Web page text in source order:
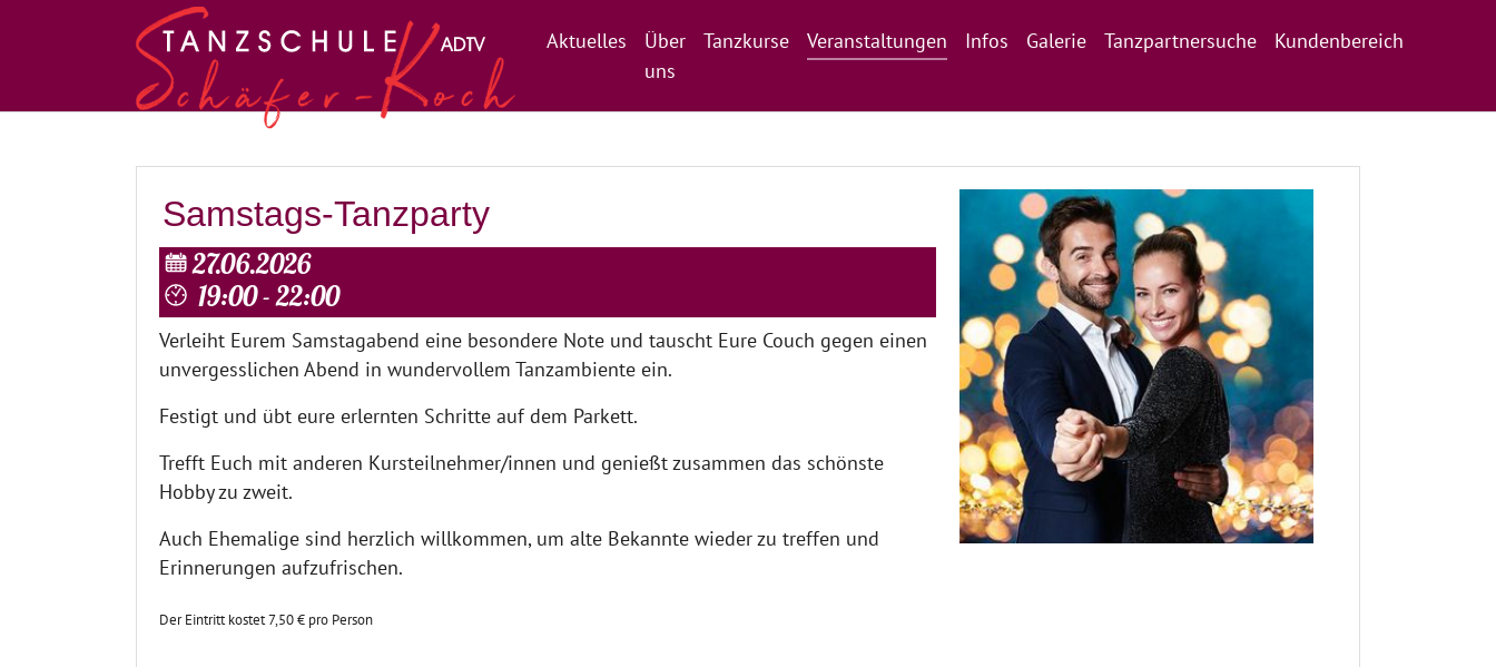
Aktuelles
Über
uns
Tanzkurse Veranstaltungen Infos Galerie Tanzpartnersuche Kundenbereich
Samstags-Tanzparty
27.06.2026
19:00 - 22:00
Verleiht Eurem Samstagabend eine besondere Note und tauscht Eure Couch gegen einen
unvergesslichen Abend in wundervollem Tanzambiente ein.
Festigt und übt eure erlernten Schritte auf dem Parkett.
Trefft Euch mit anderen Kursteilnehmer/innen und genießt zusammen das schönste
Hobby zu zweit.
Auch Ehemalige sind herzlich willkommen, um alte Bekannte wieder zu treffen und
Erinnerungen aufzufrischen.
Der Eintritt kostet 7,50 € pro Person